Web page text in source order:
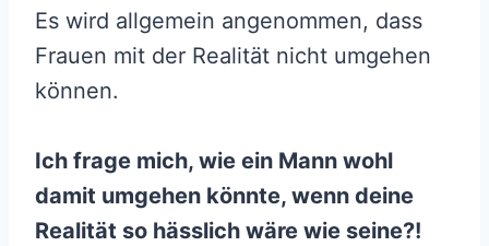
Es wird allgemein angenommen, dass
Frauen mit der Realität nicht umgehen
können.
Ich frage mich, wie ein Mann wohl
damit umgehen könnte, wenn deine
Realität so hässlich wäre wie seine?!